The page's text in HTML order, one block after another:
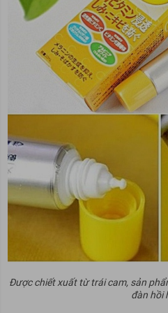
Được chiết xuất từ trái cam, sản
đàn hồi